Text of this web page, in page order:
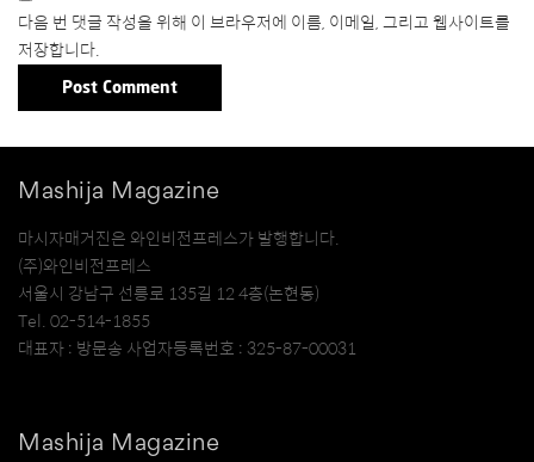
다음 번 댓글 작성을 위해 이 브라우저에 이름, 이메일, 그리고 웹사이트를
저장합니다.
Mashija Magazine
마시자매거진은 와인비전프레스가 발행합니다.
(주)와인비전프레스
서울시 강남구 선릉로 135길 12 4층(논현동)
Tel. 02-514-1855
대표자 : 방문송 사업자등록번호 : 325-87-00031
Mashija Magazine